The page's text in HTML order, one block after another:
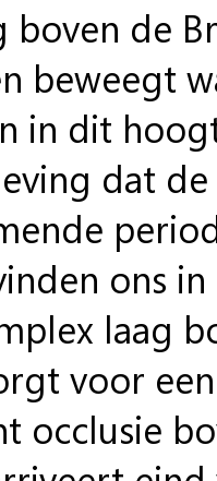
boven de
beweegt
in dit
dat
ons
laag
voor
occlusie